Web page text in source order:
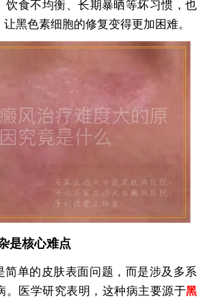
饮食不均衡、长期暴晒等坏习惯，也
黑色素细胞的修复变得更加困难。
是核心难点
简单的皮肤表面问题，而是涉及多系
。医学研究表明，这种病主要源于黑